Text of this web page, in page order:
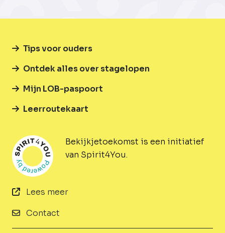
Bekijkjetoekomst is een initiatief
van Spirit4You.
Lees meer
Contact
Tips voor ouders
Ontdek alles over stagelopen
Mijn LOB-paspoort
Leerroutekaart